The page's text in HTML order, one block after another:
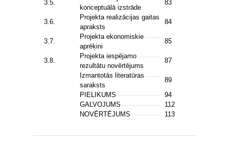
3.5.
konceptuālā izstrāde
83
3.6.
Projekta realizācijas gaitas
apraksts
84
3.7.
Projekta ekonomiskie
aprēķini
85
3.8.
Projekta iespējamo
rezultātu novērtējums
87
Izmantotās literatūras
saraksts
89
PIELIKUMS
94
GALVOJUMS
112
NOVĒRTĒJUMS
113